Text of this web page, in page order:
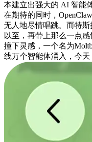
本建立出强大的 AI 智能
在期待的同时，
无人地尽情唱跳。而特斯
以至，再带上那么一点
撞下灵感，一个名为
线万个智能体涌入，今天